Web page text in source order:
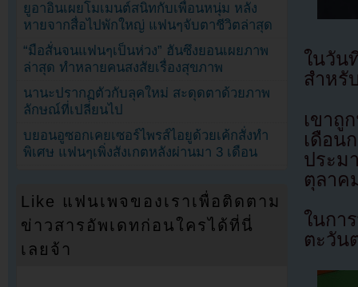
ในวั
สำหรั
เขาถู
เดือ
ประ
ตุลาค
ในก
ตะวัน
ยูอาอินเผยโมเมนต์สนิทกับเพื่อนหนุ่ม หลัง
หายจากสื่อไปพักใหญ่ แฟนๆจับตาชีวิตล่าสุด
“มือสั่นจนแฟนๆเป็นห่วง” ฮันซึงยอนเผยภาพ
ล่าสุด ทำหลายคนสงสัยเรื่องสุขภาพ
นานะปรากฏตัวกับลุคใหม่ สะดุดตาด้วยภาพ
ลักษณ์ที่เปลี่ยนไป
บยอนอูซอกเคยเซอร์ไพรส์ไอยูด้วยเค้กสั่งทำ
พิเศษ แฟนๆเพิ่งสังเกตหลังผ่านมา 3 เดือน
Like แฟนเพจของเราเพื่อติดตาม
ข่าวสารอัพเดทก่อนใครได้ที่นี่
เลยจ้า